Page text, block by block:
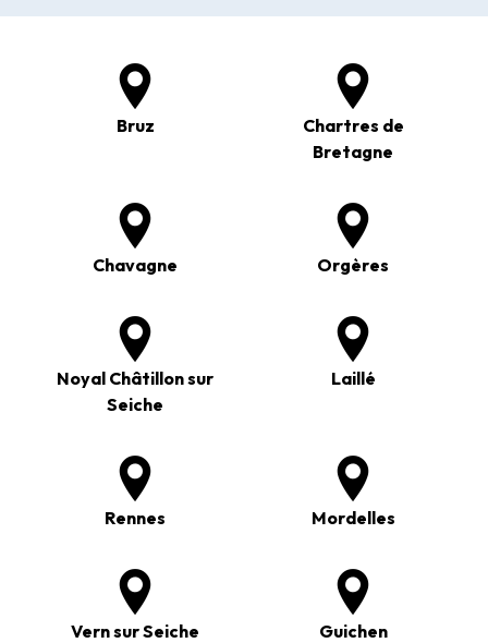
Bruz
Chartres de
Bretagne
Chavagne Orgères
Noyal Châtillon sur
Seiche
Laillé
Rennes Mordelles
Vern sur Seiche Guichen